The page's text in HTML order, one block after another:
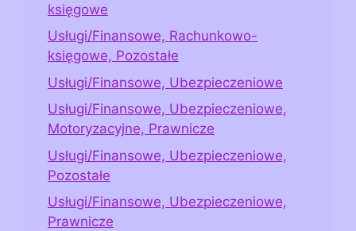
księgowe
Usługi/Finansowe, Rachunkowo-
księgowe, Pozostałe
Usługi/Finansowe, Ubezpieczeniowe
Usługi/Finansowe, Ubezpieczeniowe,
Motoryzacyjne, Prawnicze
Usługi/Finansowe, Ubezpieczeniowe,
Pozostałe
Usługi/Finansowe, Ubezpieczeniowe,
Prawnicze